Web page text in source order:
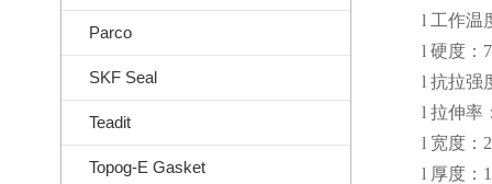
Parco
SKF Seal
Teadit
Topog-E Gasket
l 工作温
l 硬度：
l 抗拉强
l 拉伸率
l 宽度：
l 厚度：